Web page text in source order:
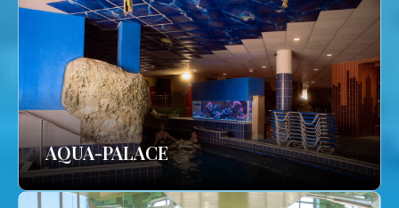
AQUA-PALACE